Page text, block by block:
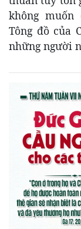
không
Tông đồ của
những người